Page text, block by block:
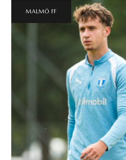
MALMÖ FF